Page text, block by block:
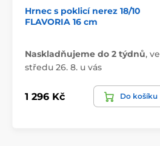
Hrnec s poklicí nerez 18/10
FLAVORIA 16 cm
Naskladňujeme do 2 týdnů, ve
středu 26. 8. u vás
1 296 Kč Do košíku